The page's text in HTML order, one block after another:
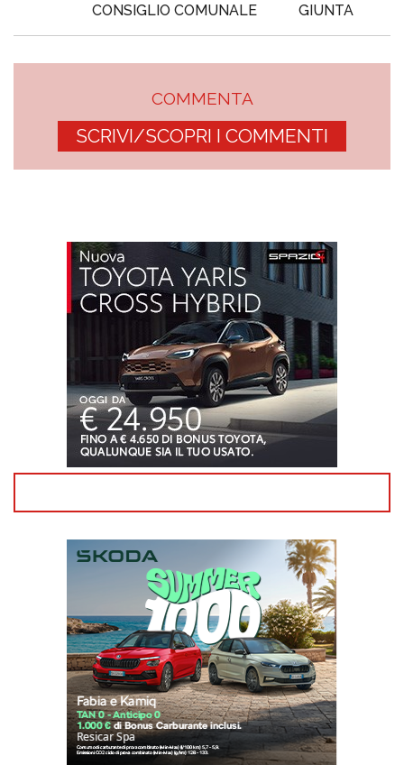
CONSIGLIO COMUNALE
GIUNTA
COMMENTA
SCRIVI/SCOPRI I COMMENTI